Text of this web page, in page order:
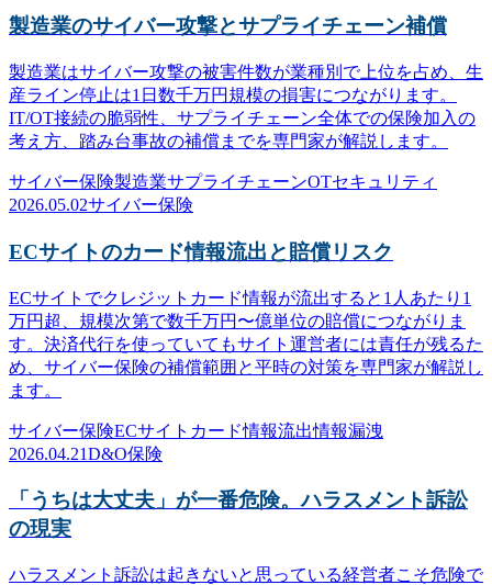
製造業のサイバー攻撃とサプライチェーン補償
製造業はサイバー攻撃の被害件数が業種別で上位を占め、生
産ライン停止は1日数千万円規模の損害につながります。
IT/OT接続の脆弱性、サプライチェーン全体での保険加入の
考え方、踏み台事故の補償までを専門家が解説します。
サイバー保険製造業サプライチェーンOTセキュリティ
2026.05.02サイバー保険
ECサイトのカード情報流出と賠償リスク
ECサイトでクレジットカード情報が流出すると1人あたり1
万円超、規模次第で数千万円〜億単位の賠償につながりま
す。決済代行を使っていてもサイト運営者には責任が残るた
め、サイバー保険の補償範囲と平時の対策を専門家が解説し
ます。
サイバー保険ECサイト カード情報流出情報漏洩
2026.04.21D&O保険
「うちは大丈夫」が一番危険。ハラスメント訴訟
の現実
ハラスメント訴訟は起きないと思っている経営者こそ危険で